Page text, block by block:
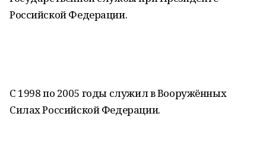
Российской Федерации.
С 1998 по 2005 годы служил в Вооружённых
Силах Российской Федерации.